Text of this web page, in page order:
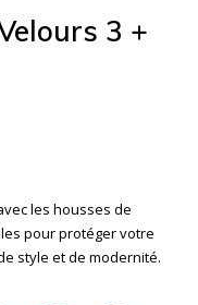
3 +
les housses de
pour protéger votre
style et de modernité.